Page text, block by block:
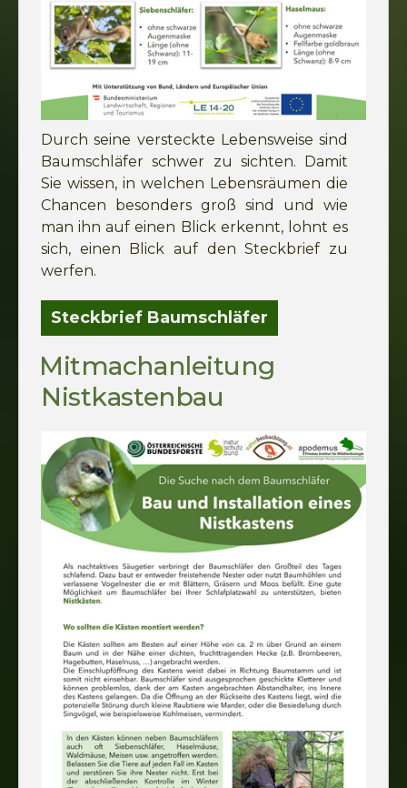
Durch seine versteckte Lebensweise sind
Baumschläfer schwer zu sichten. Damit
Sie wissen, in welchen Lebensräumen die
Chancen besonders groß sind und wie
man ihn auf einen Blick erkennt, lohnt es
sich, einen Blick auf den Steckbrief zu
werfen.
Steckbrief Baumschläfer
Mitmachanleitung
Nistkastenbau